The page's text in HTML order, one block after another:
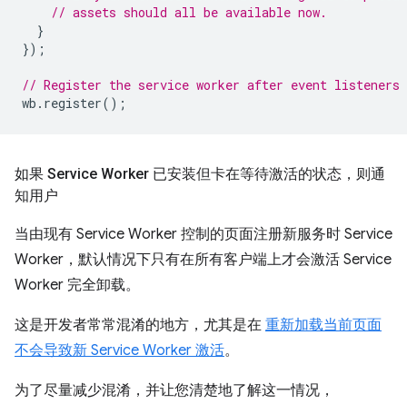
// assets should all be available now.
}
});
// Register the service worker after event listeners
wb . register();
如果 Service Worker 已安装但卡在等待激活的状态，则通
知用户
当由现有 Service Worker 控制的页面注册新服务时 Service
Worker，默认情况下只有在所有客户端上才会激活 Service
Worker 完全卸载。
这是开发者常常混淆的地方，尤其是在 重新加载当前页面
不会导致新 Service Worker 激活。
为了尽量减少混淆，并让您清楚地了解这一情况，